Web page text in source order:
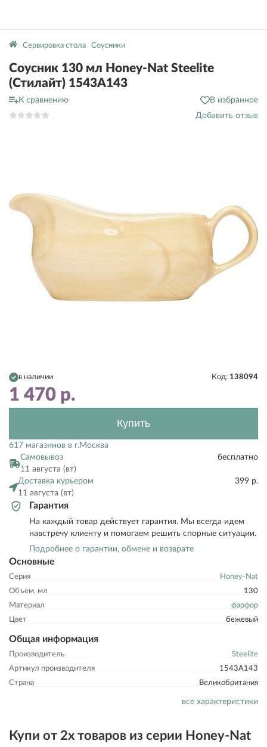
Сервировка стола Соусники
Соусник 130 мл Honey-Nat Steelite
(Стилайт) 1543A143
К сравнению
В избранное
Добавить отзыв
Основные
Серия
Honey-Nat
Объем, мл
130
Материал
фарфор
Цвет
бежевый
Общая информация
Производитель
Steelite
Артикул производителя
1543A143
Страна
Великобритания
все характеристики
в наличии Код: 138094
1 470 р.
Купить
617 магазинов в г.Москва
Самовывоз
11 августа (вт)
бесплатно
Доставка курьером
11 августа (вт)
399 р.
Гарантия
На каждый товар действует гарантия. Мы всегда идем
навстречу клиенту и помогаем решить спорные ситуации.
Подробнее о гарантии, обмене и возврате
Купи от 2х товаров из серии Honey-Nat